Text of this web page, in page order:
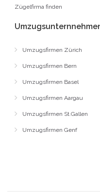
Zügelfirma finden
Umzugsfirmen Zürich
Umzugsfirmen Bern
Umzugsfirmen Basel
Umzugsfirmen Aargau
Umzugsfirmen St.Gallen
Umzugsfirmen Genf